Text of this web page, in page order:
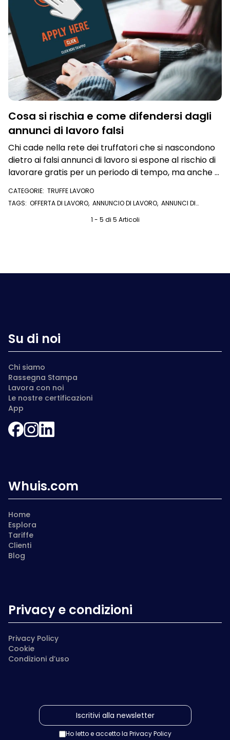
Cosa si rischia e come difendersi dagli
annunci di lavoro falsi
Chi cade nella rete dei truffatori che si nascondono
dietro ai falsi annunci di lavoro si espone al rischio di
lavorare gratis per un periodo di tempo, ma anche al
CATEGORIE: TRUFFE LAVORO
TAGS: OFFERTA DI LAVORO, ANNUNCIO DI LAVORO, ANNUNCI DI
1 - 5 di 5 Articoli
Su di noi
Chi siamo
Rassegna Stampa
Lavora con noi
Le nostre certificazioni
App
Whuis.com
Home
Esplora
Tariffe
Clienti
Blog
Privacy e condizioni
Privacy Policy
Cookie
Condizioni d’uso
Ho letto e accetto la Privacy Policy